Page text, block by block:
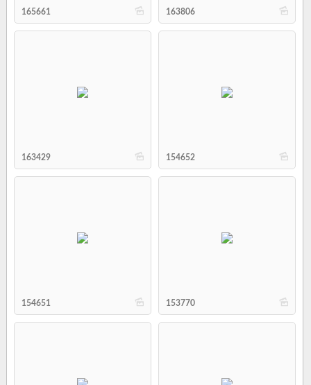
b
165661 b
163806
b
163429 b
154652
b
154651 b
153770